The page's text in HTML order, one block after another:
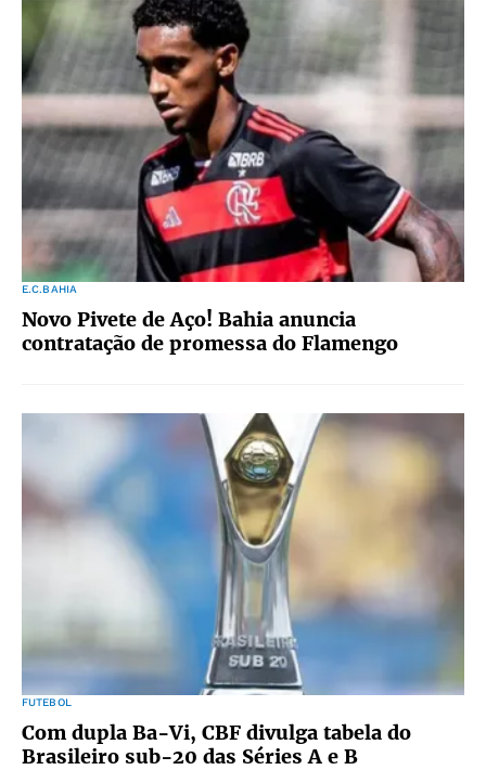
E.C.BAHIA
Novo Pivete de Aço! Bahia anuncia
contratação de promessa do Flamengo
FUTEBOL
Com dupla Ba-Vi, CBF divulga tabela do
Brasileiro sub-20 das Séries A e B